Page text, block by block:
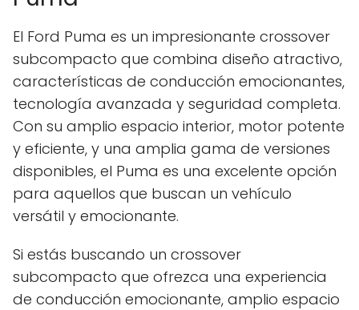
El Ford Puma es un impresionante crossover
subcompacto que combina diseño atractivo,
características de conducción emocionantes,
tecnología avanzada y seguridad completa.
Con su amplio espacio interior, motor potente
y eficiente, y una amplia gama de versiones
disponibles, el Puma es una excelente opción
para aquellos que buscan un vehículo
versátil y emocionante.
Si estás buscando un crossover
subcompacto que ofrezca una experiencia
de conducción emocionante, amplio espacio